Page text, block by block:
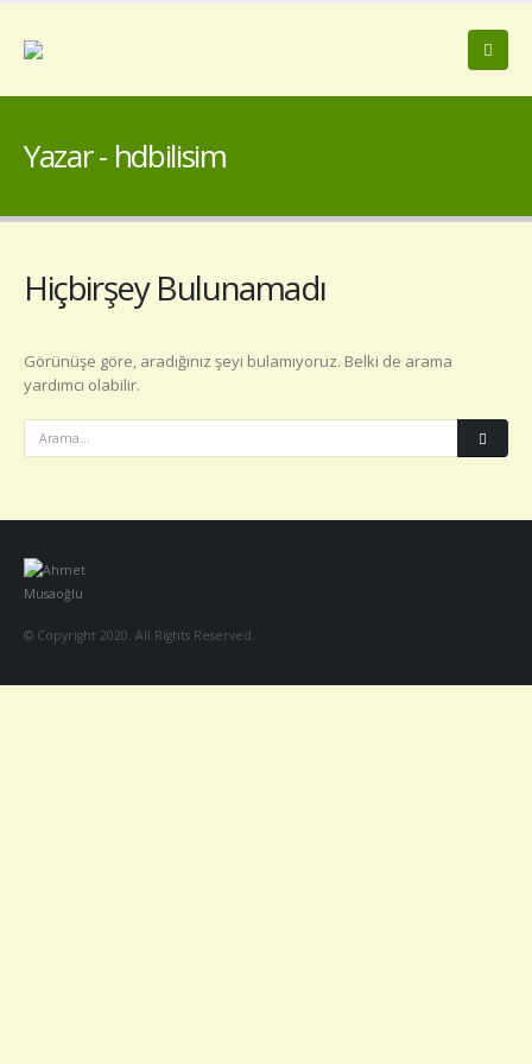
Yazar - hdbilisim
Hiçbirşey Bulunamadı
Görünüşe göre, aradığınız şeyi bulamıyoruz. Belki de arama
yardımcı olabilir.
© Copyright 2020. All Rights Reserved.